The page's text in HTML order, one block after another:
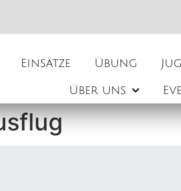
Einsätze Übung
Über uns